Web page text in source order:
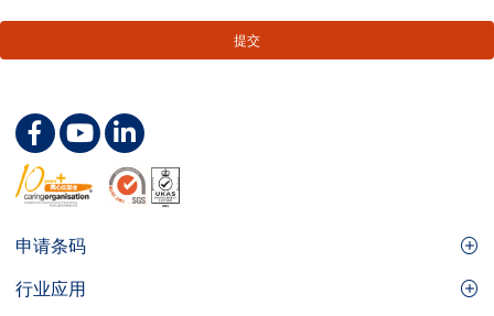
Footer
Site
申请条码
GS1条码
行业应用